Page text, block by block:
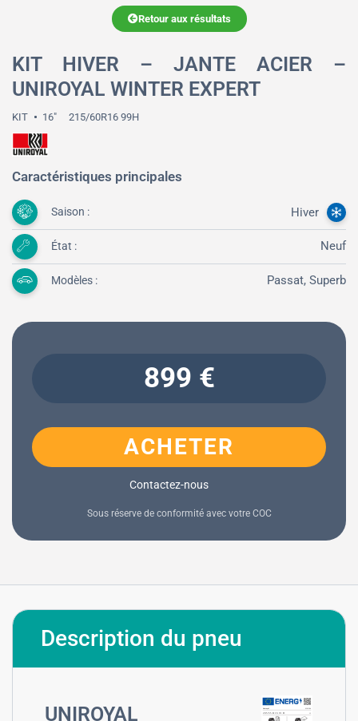
Retour aux résultats
KIT HIVER – JANTE ACIER –
UNIROYAL WINTER EXPERT
KIT 16" 215/60R16 99H
Caractéristiques principales
Saison : Hiver
État : Neuf
Modèles : Passat, Superb
899 €
ACHETER
Contactez-nous
Sous réserve de conformité avec votre COC
Description du pneu
UNIROYAL